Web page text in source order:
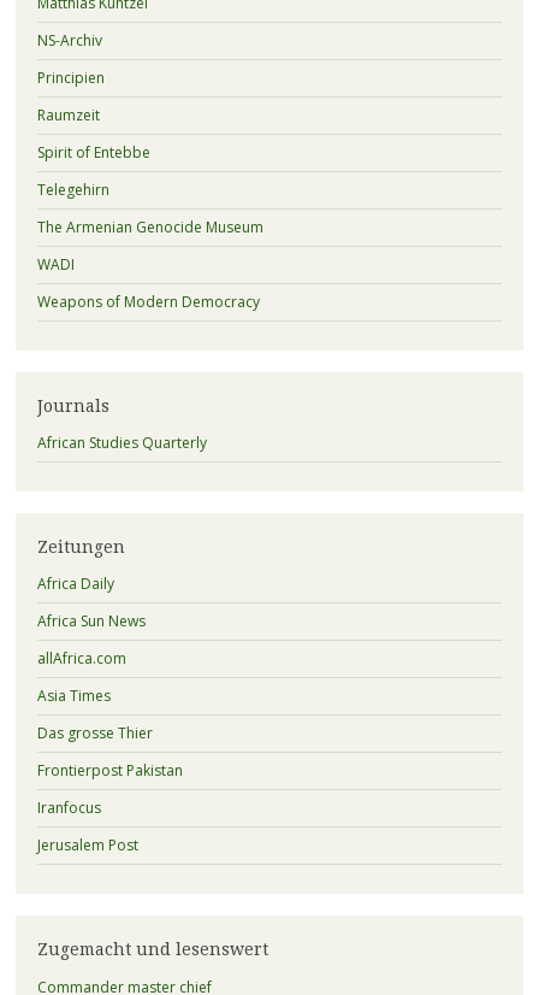
NS-Archiv
Principien
Raumzeit
Spirit of Entebbe
Telegehirn
The Armenian Genocide Museum
WADI
Weapons of Modern Democracy
Journals
African Studies Quarterly
Zeitungen
Africa Daily
Africa Sun News
allAfrica.com
Asia Times
Das grosse Thier
Frontierpost Pakistan
Iranfocus
Jerusalem Post
Zugemacht und lesenswert
Commander master chief